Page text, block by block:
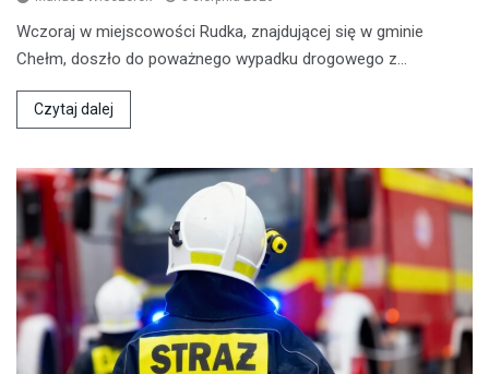
Wczoraj w miejscowości Rudka, znajdującej się w gminie
Chełm, doszło do poważnego wypadku drogowego z…
Czytaj dalej